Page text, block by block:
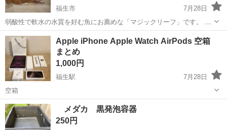
福生市
7月28日
弱酸性で軟水の水質を好む魚にお薦めな「マジックリーフ」です。 マ
ジックリーフの代表的な効果としては、 ・水質を弱酸性に傾ける ・水
を軟水にする ・強力な殺菌、抗菌効果を発揮 ・産卵を誘発させる効果
・生息地の...
東京 福生市
Apple iPhone Apple Watch AirPods 空箱
まとめ
1,000円
福生駅
7月28日
空箱
東京 福生市 福生駅 その他 Apple Watch
メダカ 黒発泡容器
250円